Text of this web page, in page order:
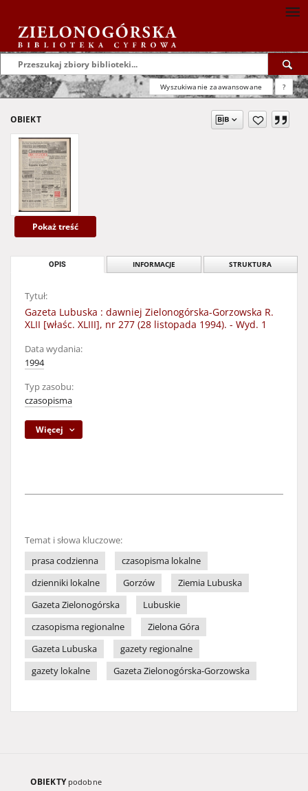
Wyszukiwanie zaawansowane ?
OBIEKT
Pokaż treść
OPIS INFORMACJE STRUKTURA
Tytuł:
Gazeta Lubuska : dawniej Zielonogórska-Gorzowska R.
XLII [właśc. XLIII], nr 277 (28 listopada 1994). - Wyd. 1
Data wydania:
1994
Typ zasobu:
czasopisma
Więcej
Temat i słowa kluczowe:
prasa codzienna
czasopisma lokalne
dzienniki lokalne
Gorzów
Ziemia Lubuska
Gazeta Zielonogórska
Lubuskie
czasopisma regionalne
Zielona Góra
Gazeta Lubuska
gazety regionalne
gazety lokalne
Gazeta Zielonogórska-Gorzowska
OBIEKTY podobne